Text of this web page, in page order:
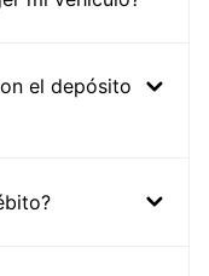
el depósito